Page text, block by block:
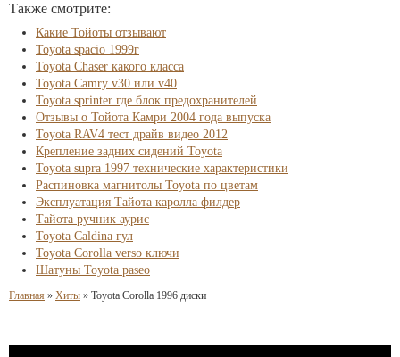
Также смотрите:
Какие Тойоты отзывают
Toyota spacio 1999г
Toyota Chaser какого класса
Toyota Camry v30 или v40
Toyota sprinter где блок предохранителей
Отзывы о Тойота Камри 2004 года выпуска
Toyota RAV4 тест драйв видео 2012
Крепление задних сидений Toyota
Toyota supra 1997 технические характеристики
Распиновка магнитолы Toyota по цветам
Эксплуатация Тайота каролла филдер
Тайота ручник аурис
Toyota Caldina гул
Toyota Corolla verso ключи
Шатуны Toyota paseo
Главная » Хиты » Toyota Corolla 1996 диски